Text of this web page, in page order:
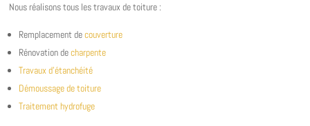
Nous réalisons tous les travaux de toiture :
Remplacement decouverture
Rénovation decharpente
Travaux d’étanchéité
Démoussage de toiture
Traitement hydrofuge